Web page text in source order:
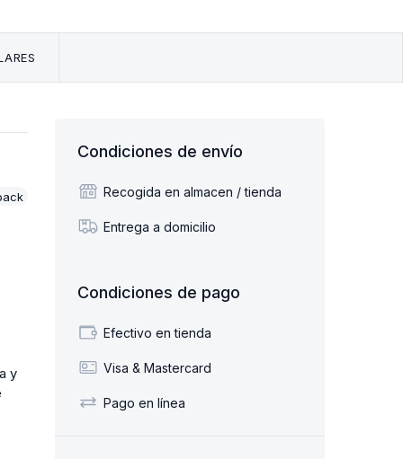
y
Condiciones de envío
Recogida en almacen / tienda
Entrega a domicilio
Condiciones de pago
Efectivo en tienda
Visa & Mastercard
Pago en línea